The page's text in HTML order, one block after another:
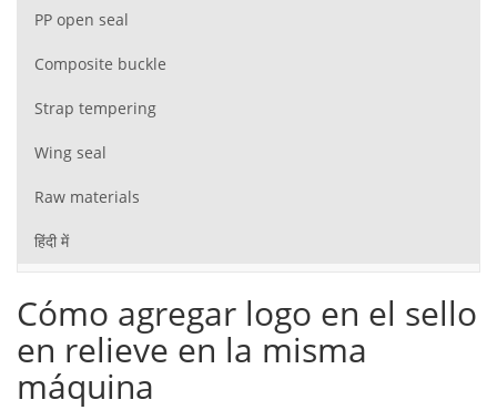
PP open seal
Composite buckle
Strap tempering
Wing seal
Raw materials
हिंदी में
Cómo agregar logo en el sello
en relieve en la misma
máquina